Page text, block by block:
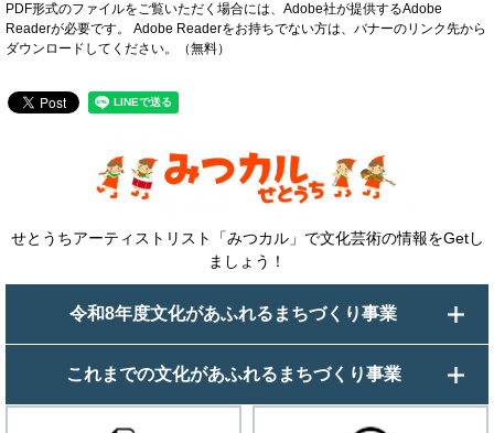
PDF形式のファイルをご覧いただく場合には、Adobe社が提供するAdobe
Readerが必要です。
Adobe Readerをお持ちでない方は、バナーのリンク先から
ダウンロードしてください。（無料）
せとうちアーティストリスト「みつカル」で文化芸術の情報をGetし
ましょう！
令和8年度文化があふれるまちづくり事業
これまでの文化があふれるまちづくり事業